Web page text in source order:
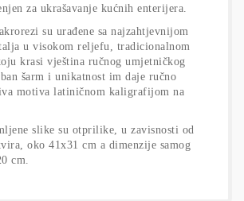
za ukrašavanje kućnih enterijera.
su urađene sa najzahtjevnijom
u visokom reljefu, tradicionalnom
krasi vještina ručnog umjetničkog
šarm i unikatnost im daje ručno
motiva latiničnom kaligrafijom na
slike su otprilike, u zavisnosti od
oko 41x31 cm a dimenzije samog
cm.